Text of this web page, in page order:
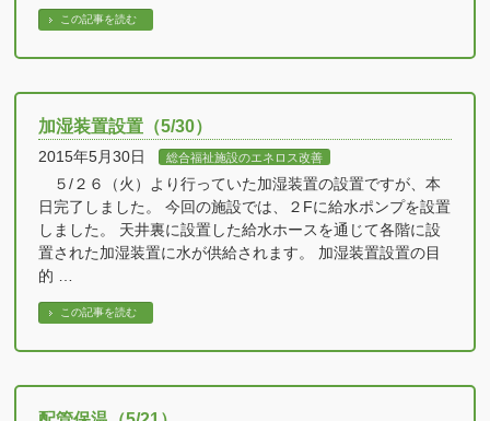
この記事を読む
加湿装置設置（5/30）
2015年5月30日 総合福祉施設のエネロス改善
５/２６（火）より行っていた加湿装置の設置ですが、本
日完了しました。 今回の施設では、２Fに給水ポンプを設置
しました。 天井裏に設置した給水ホースを通じて各階に設
置された加湿装置に水が供給されます。 加湿装置設置の目
的 …
この記事を読む